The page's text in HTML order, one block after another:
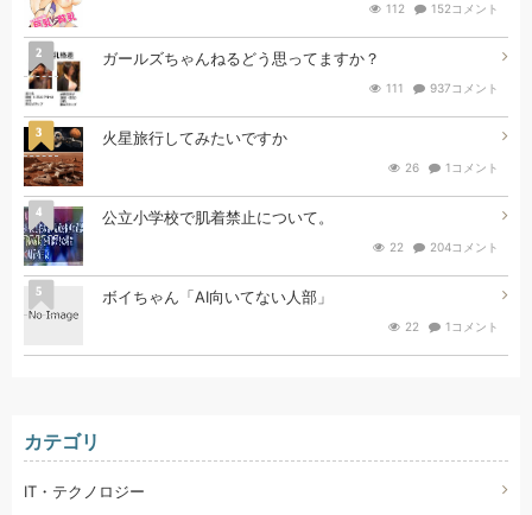
112 152コメント
2 ガールズちゃんねるどう思ってますか？
111 937コメント
3 火星旅行してみたいですか
26 1コメント
4 公立小学校で肌着禁止について。
22 204コメント
5 ボイちゃん「AI向いてない人部」
22 1コメント
カテゴリ
IT・テクノロジー